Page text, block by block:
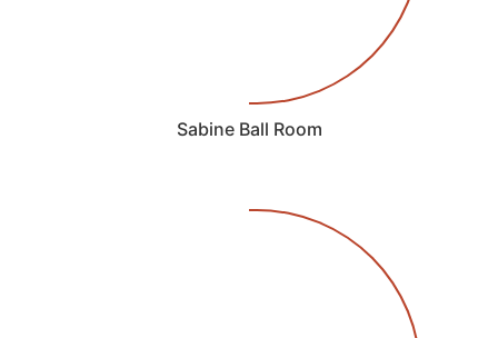
Sabine Ball Room